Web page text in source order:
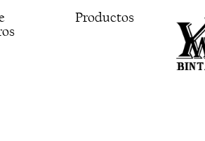
Productos